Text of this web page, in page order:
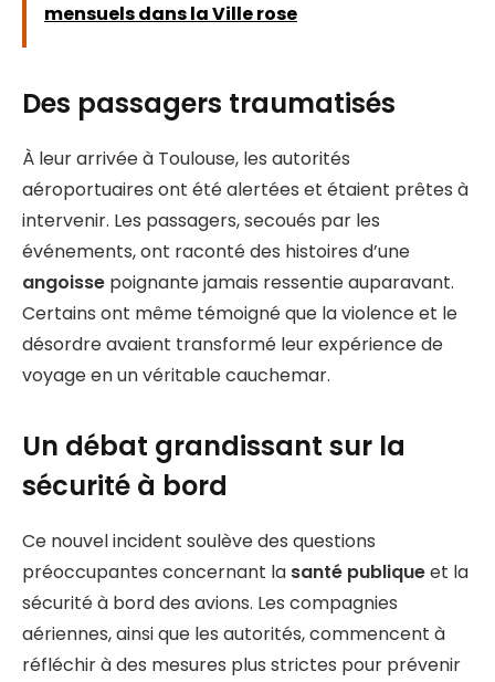
mensuels dans la Ville rose
Des passagers traumatisés
À leur arrivée à Toulouse, les autorités
aéroportuaires ont été alertées et étaient prêtes à
intervenir. Les passagers, secoués par les
événements, ont raconté des histoires d’une
angoisse poignante jamais ressentie auparavant.
Certains ont même témoigné que la violence et le
désordre avaient transformé leur expérience de
voyage en un véritable cauchemar.
Un débat grandissant sur la
sécurité à bord
Ce nouvel incident soulève des questions
préoccupantes concernant la santé publiqueet la
sécurité à bord des avions. Les compagnies
aériennes, ainsi que les autorités, commencent à
réfléchir à des mesures plus strictes pour prévenir